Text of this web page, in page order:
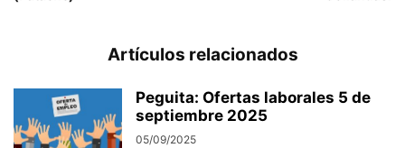
Artículos relacionados
Peguita: Ofertas laborales 5 de
septiembre 2025
05/09/2025